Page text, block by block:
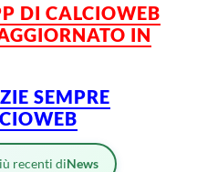
DI CALCIOWEB
IN
SEMPRE
recenti diNews